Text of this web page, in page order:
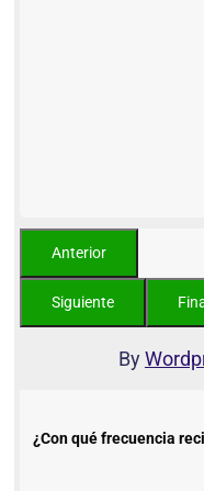
By
¿Con qué frecuencia